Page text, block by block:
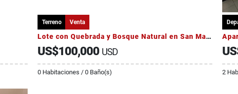
Terreno Venta
Lote con Quebrada y Bosque Natural en San Mateo | 2.506 m²
US$100,000 USD
0 Habitaciones / 0 Baño(s) 2